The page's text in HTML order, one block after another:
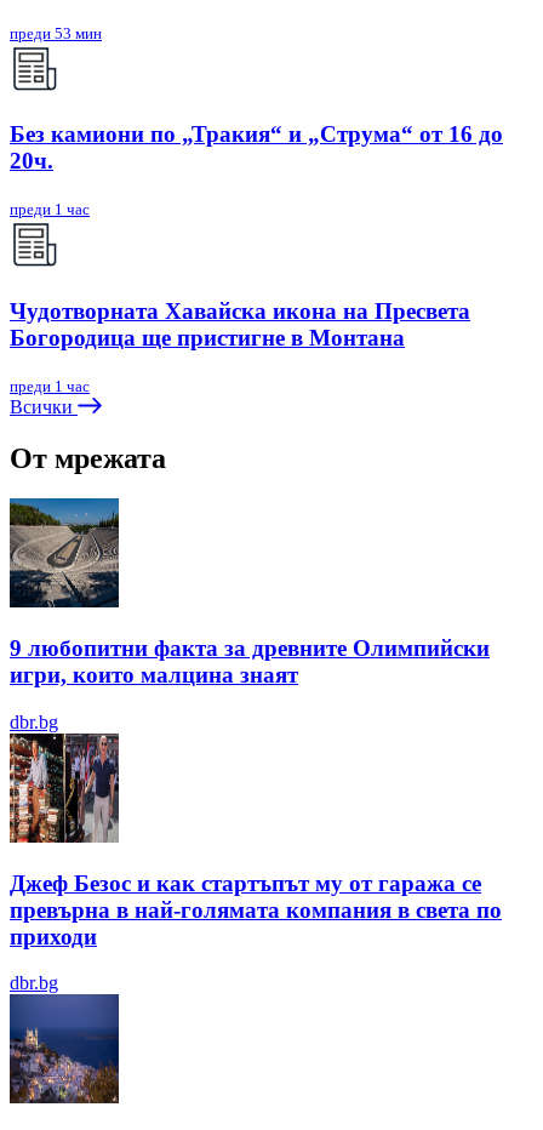
преди 53 мин
Без камиони по „Тракия“ и „Струма“ от 16 до
20ч.
преди 1 час
Чудотворната Хавайска икона на Пресвета
Богородица ще пристигне в Монтана
преди 1 час
Всички
От мрежата
9 любопитни факта за древните Олимпийски
игри, които малцина знаят
dbr.bg
Джеф Безос и как стартъпът му от гаража се
превърна в най-голямата компания в света по
приходи
dbr.bg